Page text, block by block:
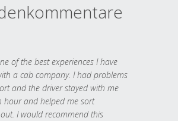
of the best experiences I have
a cab company. I had problems
and the driver stayed with me
hour and helped me sort
I would recommend this